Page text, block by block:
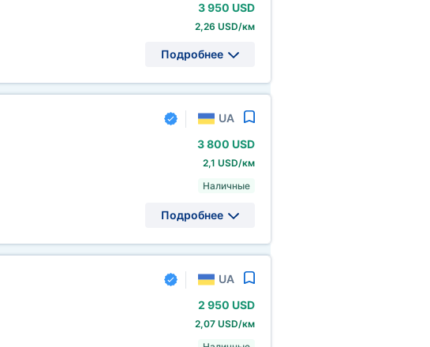
3 950 USD
2,26 USD/км
Подробнее
UA
3 800 USD
2,1 USD/км
Наличные
Подробнее
UA
2 950 USD
2,07 USD/км